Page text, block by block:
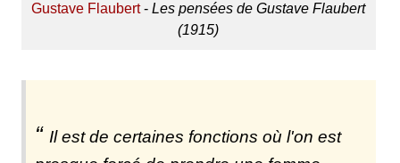
Gustave Flaubert-Les pensées de Gustave Flaubert
(1915)
Il est de certaines fonctions où l'on est